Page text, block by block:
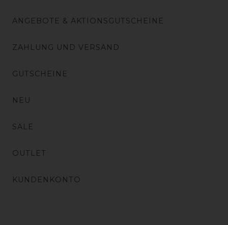
ANGEBOTE & AKTIONSGUTSCHEINE
ZAHLUNG UND VERSAND
GUTSCHEINE
NEU
SALE
OUTLET
KUNDENKONTO